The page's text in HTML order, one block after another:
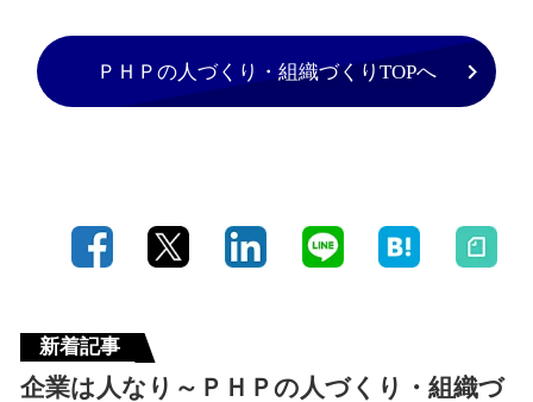
ＰＨＰの人づくり・組織づくりTOPへ
新着記事
企業は人なり～ＰＨＰの人づくり・組織づ